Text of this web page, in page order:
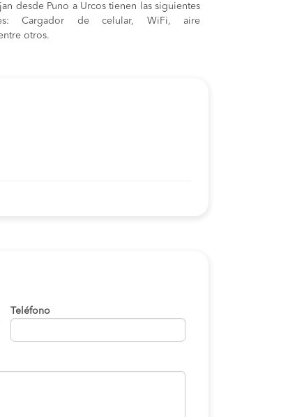
desde Puno a Urcos tienen las siguientes
Cargador de celular, WiFi, aire
otros.
Teléfono